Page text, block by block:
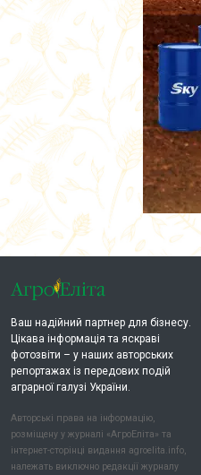
Ваш надійний партнер для бізнесу.
Цікава інформація та яскраві
фотозвіти – у наших авторських
репортажах із передових подій
аграрної галузі України.
Авторські права на інформацію,
розміщену у журналі «АгроЕліта» та
інтернет-сторінці видання agroelita.info,
належать виключно редакції журналу